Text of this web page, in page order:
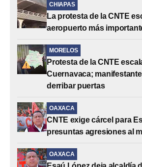
CHIAPAS
La protesta de la CNTE
aeropuerto más
MORELOS
Protesta de la CNTE
Cuernavaca;
derribar puertas
OAXACA
CNTE exige cárcel para
presuntas agresiones al
OAXACA